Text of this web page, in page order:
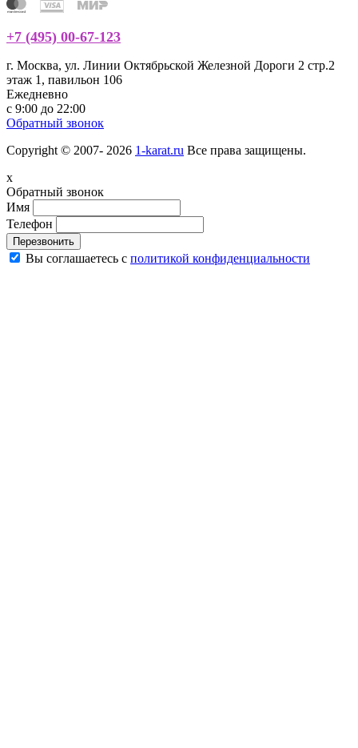
+7 (495) 00-67-123
г. Москва, ул. Линии Октябрьской Железной Дороги 2 стр.2
этаж 1, павильон 106
Ежедневно
с 9:00 до 22:00
Обратный звонок
Copyright © 2007- 2026 1-karat.ru Все права защищены.
x
Обратный звонок
Имя
Телефон
Перезвонить
Вы соглашаетесь с политикой конфиденциальности